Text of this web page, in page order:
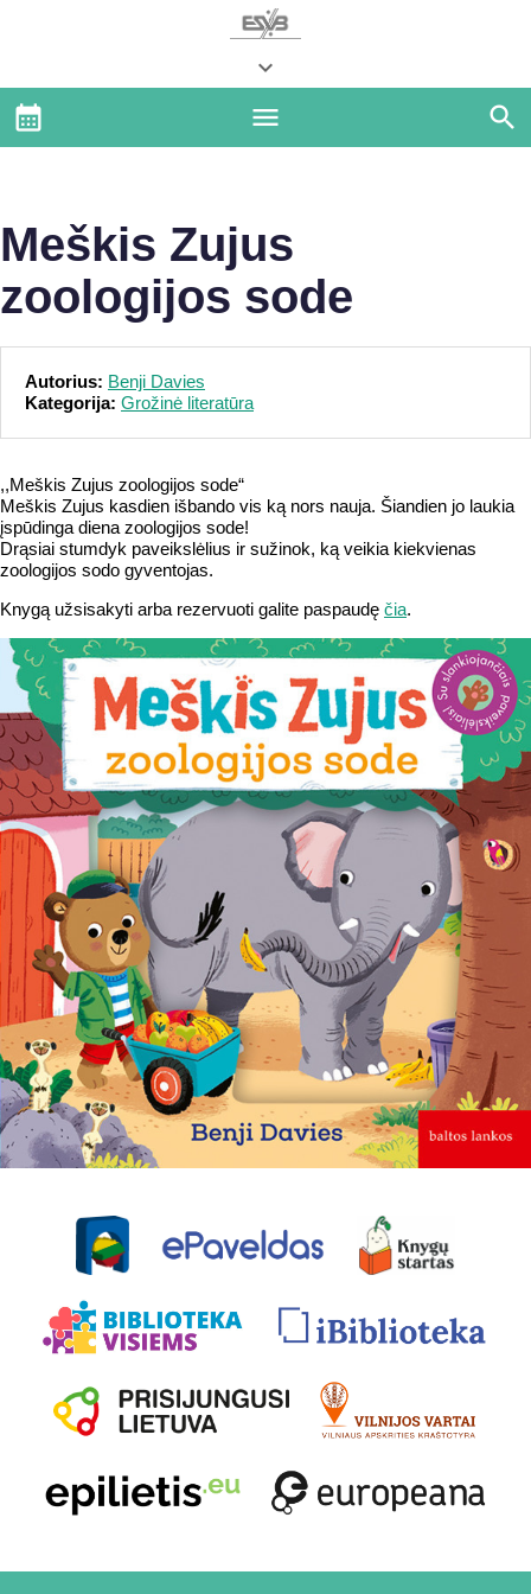
Meškis Zujus
zoologijos sode
Autorius: Benji Davies
Kategorija: Grožinė literatūra
,,Meškis Zujus zoologijos sode“
Meškis Zujus kasdien išbando vis ką nors nauja. Šiandien jo laukia
įspūdinga diena zoologijos sode!
Drąsiai stumdyk paveikslėlius ir sužinok, ką veikia kiekvienas
zoologijos sodo gyventojas.
Knygą užsisakyti arba rezervuoti galite paspaudę čia.